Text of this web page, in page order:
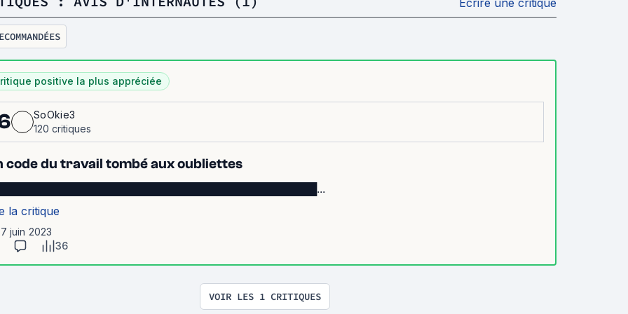
positive la plus appréciée
SoOkie3
120 critiques
code du travail tombé aux oubliettes
la critique
juin 2023
36
VOIR LES 1 CRITIQUES